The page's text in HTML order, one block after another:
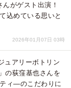
んがゲスト出演！
込めている思いと
2026年01月07日 03時
ュアリーボトリン
の荻窪基也さんを
ィ―のこだわりに